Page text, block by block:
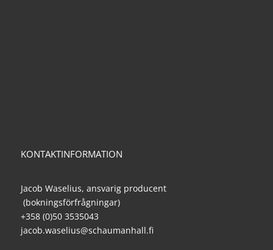
KONTAKTINFORMATION
Jacob Waselius, ansvarig producent
(bokningsförfrågningar)
+358 (0)50 3535043
jacob.waselius@schaumanhall.fi